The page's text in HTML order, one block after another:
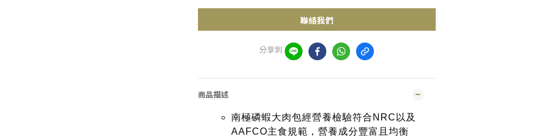
聯絡我們
分享到
商品描述
南極磷蝦大肉包經營養檢驗符合NRC以及
AAFCO主食規範，營養成分豐富且均衡